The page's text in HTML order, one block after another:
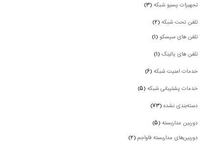
تجهیزات پسیو شبکه(۳)
تلفن تحت شبکه(۲)
تلفن های سیسکو(۱)
تلفن های یالینک(۱)
خدمات امنیت شبکه(۶)
خدمات پشتیبانی شبکه(۵)
دسته‌بندی نشده(۷۳)
دوربین‌ مداربسته(۵)
دوربین‌های مداربسته فاواجم(۲)